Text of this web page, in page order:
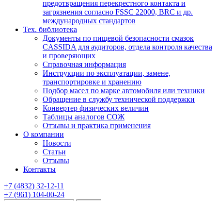
предотвращения перекрестного контакта и
загрязнения согласно FSSC 22000, BRC и др.
международных стандартов
Тех. библиотека
Документы по пищевой безопасности смазок
CASSIDA для аудиторов, отдела контроля качества
и проверяющих
Справочная информация
Инструкции по эксплуатации, замене,
транспортировке и хранению
Подбор масел по марке автомобиля или техники
Обращение в службу технической поддержки
Конвертер физических величин
Таблицы аналогов СОЖ
Отзывы и практика применения
О компании
Новости
Статьи
Отзывы
Контакты
+7 (4832) 32-12-11
+7 (961) 104-00-24